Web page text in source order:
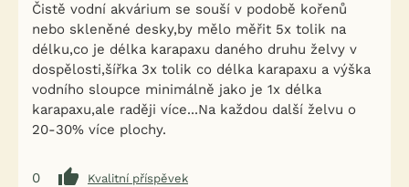
Čistě vodní akvárium se souší v podobě kořenů
nebo skleněné desky,by mělo měřit 5x tolik na
délku,co je délka karapaxu daného druhu želvy v
dospělosti,šířka 3x tolik co délka karapaxu a výška
vodního sloupce minimálně jako je 1x délka
karapaxu,ale raději více...Na každou další želvu o
20-30% více plochy.
0
Kvalitní příspěvek